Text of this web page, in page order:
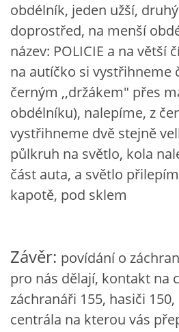
CHARAKTERISTIKA ROČNÍCH
HÁDANKY K TÉMATU JARO, LÉTO,
PÍSNĚ K TÉMATU JARO
BÁSNĚ K TÉMATU JARO
POHYBOVÉ AKTIVITY NA TÉMA JARO
BÁSNĚ K TÉMATU LÉTO
POHYBOVÉ AKTIVITY NA TÉMA
obdélník, jeden užší,
doprostřed, na menší
název: POLICIE a na větší
na autíčko si vystřihneme
černým ,,držákem" přes
obdélníku), nalepíme, z
vystřihneme dvě stejně
půlkruh na světlo, kola
část auta, a světlo
kapotě, pod sklem
Závěr: povídání o
pro nás dělají, kontakt na
záchranáři 155, hasiči
centrála na kterou vás